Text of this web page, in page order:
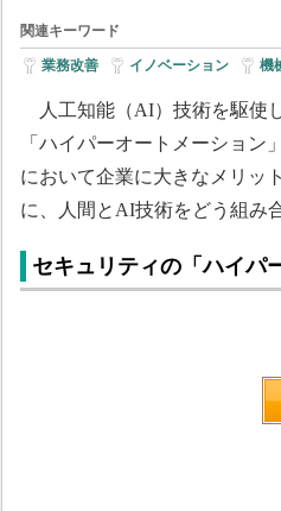
関連キーワード
業務改善 イノベーション 機
人工知能（AI）技術を駆使
「ハイパーオートメーショ
において企業に大きなメリッ
に、人間とAI技術をどう組み
セキュリティの「ハイパ